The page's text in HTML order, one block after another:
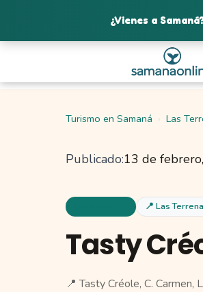
Turismo en Samaná Las
Publicado:13 de
📍 Las
Tasty
📍 Tasty Créole, C.
¿Vienes a